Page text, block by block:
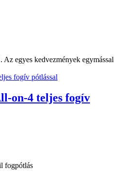
egyes kedvezmények egymással
on-4 teljes fogív
fogpótlás